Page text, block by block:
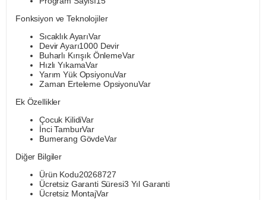
Fonksiyon ve Teknolojiler
Sıcaklık AyarıVar
Devir Ayarı1000 Devir
Buharlı Kırışık ÖnlemeVar
Hızlı YıkamaVar
Yarım Yük OpsiyonuVar
Zaman Erteleme OpsiyonuVar
Ek Özellikler
Çocuk KilidiVar
İnci TamburVar
Bumerang GövdeVar
Diğer Bilgiler
Ürün Kodu20268727
Ücretsiz Garanti Süresi3 Yıl Garanti
Ücretsiz MontajVar